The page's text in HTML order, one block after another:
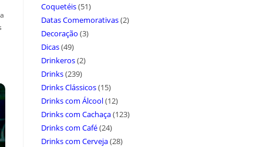
Coquetéis(51)
Datas Comemorativas(2)
Decoração (3)
Dicas(49)
Drinkeros(2)
Drinks(239)
Drinks Clássicos(15)
Drinks com Álcool(12)
Drinks com Cachaça(123)
Drinks com Café(24)
Drinks com Cerveja(28)